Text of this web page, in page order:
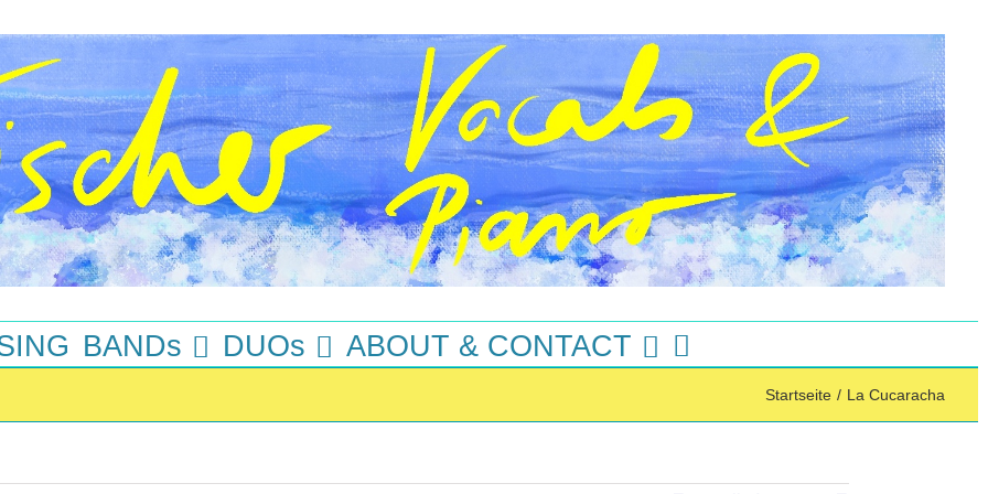
BANDs DUOs ABOUT & CONTACT
Startseite / La Cucaracha